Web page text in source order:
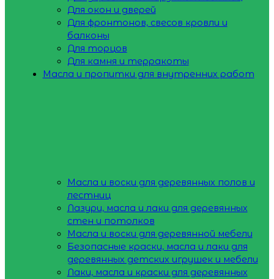
Для окон и дверей
Для фронтонов, свесов кровли и
балконы
Для торцов
Для камня и терракоты
Масла и пропитки для внутренних работ
Масла и воски для деревянных полов и
лестниц
Лазури, масла и лаки для деревянных
стен и потолков
Масла и воски для деревянной мебели
Безопасные краски, масла и лаки для
деревянных детских игрушек и мебели
Лаки, масла и краски для деревянных